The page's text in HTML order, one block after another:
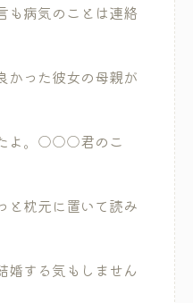
も病気のことは連絡
かった彼女の母親が
たよ。○○○君のこ
と枕元に置いて読み
婚する気もしません